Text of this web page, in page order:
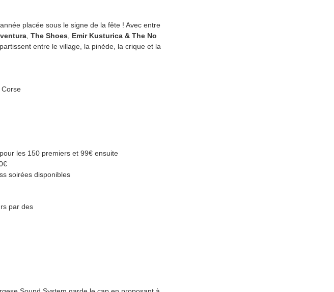
placée sous le signe de la fête ! Avec entre
The Shoes
Emir Kusturica & The No
entre le village, la pinède, la crique et la
les 150 premiers et 99€ ensuite
soirées disponibles
par des